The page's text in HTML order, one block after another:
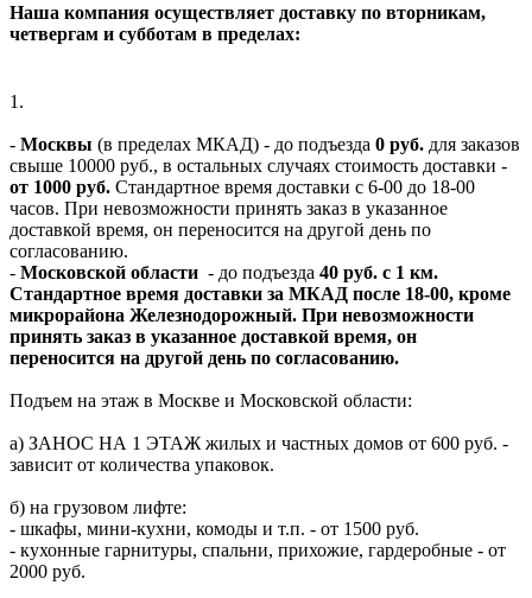
Наша компания осуществляет доставку по вторникам,
четвергам и субботам в пределах:
1.
- Москвы (в пределах МКАД) - до подъезда 0 руб. для заказов
свыше 10000 руб., в остальных случаях стоимость доставки -
от 1000 руб. Стандартное время доставки с 6-00 до 18-00
часов. При невозможности принять заказ в указанное
доставкой время, он переносится на другой день по
согласованию.
- Московской области - до подъезда 40 руб. с 1 км.
Стандартное время доставки за МКАД после 18-00, кроме
микрорайона Железнодорожный. При невозможности
принять заказ в указанное доставкой время, он
переносится на другой день по согласованию.
Подъем на этаж в Москве и Московской области:
а) ЗАНОС НА 1 ЭТАЖ жилых и частных домов от 600 руб. -
зависит от количества упаковок.
б) на грузовом лифте:
- шкафы, мини-кухни, комоды и т.п. - от 1500 руб.
- кухонные гарнитуры, спальни, прихожие, гардеробные - от
2000 руб.